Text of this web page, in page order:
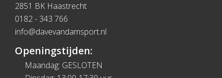
2851 BK Haastrecht
0182 - 343 766
info@davevandamsport.nl
Openingstijden:
Maandag: GESLOTEN